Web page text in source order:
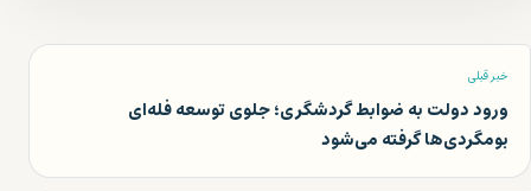
خبر قبلی
ورود دولت به ضوابط گردشگری؛ جلوی توسعه فله‌ای
بومگردی‌ها گرفته می‌شود